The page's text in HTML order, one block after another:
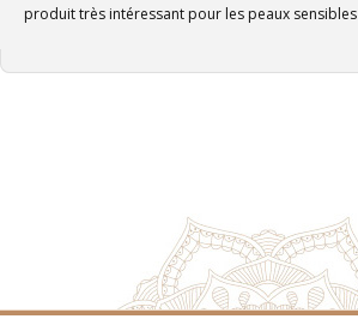
produit très intéressant pour les peaux sensibles